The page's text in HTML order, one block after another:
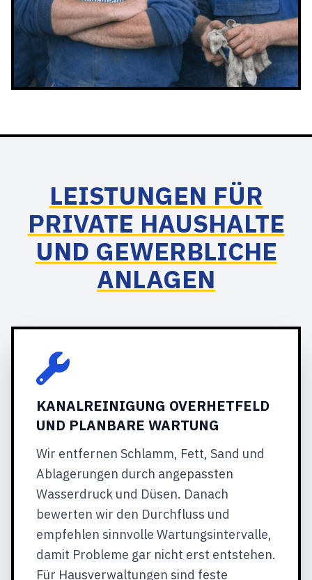
LEISTUNGEN FÜR
PRIVATE HAUSHALTE
UND GEWERBLICHE
ANLAGEN
KANALREINIGUNG OVERHETFELD
UND PLANBARE WARTUNG
Wir entfernen Schlamm, Fett, Sand und
Ablagerungen durch angepassten
Wasserdruck und Düsen. Danach
bewerten wir den Durchfluss und
empfehlen sinnvolle Wartungsintervalle,
damit Probleme gar nicht erst entstehen.
Für Hausverwaltungen sind feste